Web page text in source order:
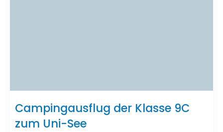
Campingausflug der Klasse 9C
zum Uni-See